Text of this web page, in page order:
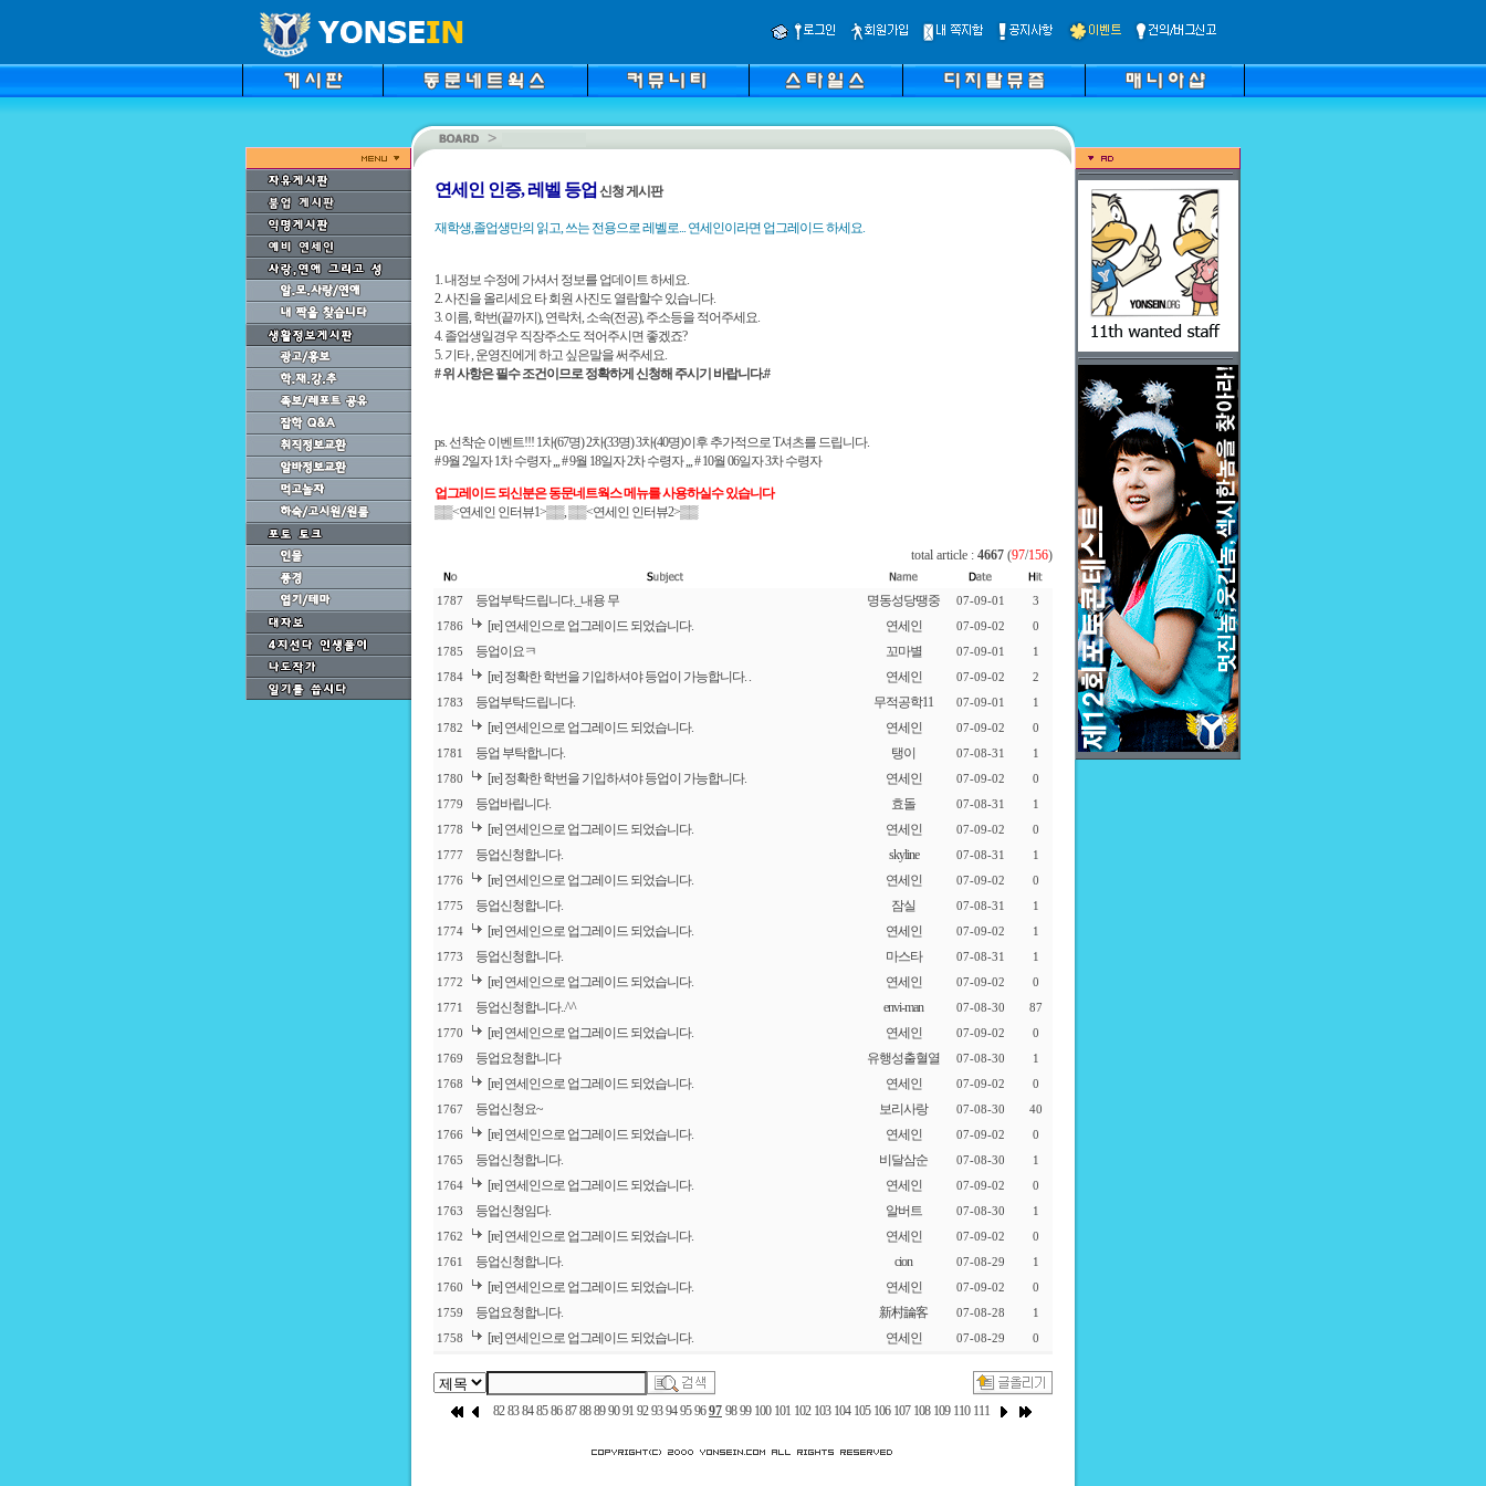
연세인 인증, 레벨 등업 신청 게시판
재학생,졸업생만의 읽고, 쓰는 전용으로 레벨로... 연세인이라면 업그레이드 하세요.
1. 내정보 수정에 가셔서 정보를 업데이트 하세요.
2. 사진을 올리세요 타 회원 사진도 열람할수 있습니다.
3. 이름, 학번(끝까지), 연락처, 소속(전공), 주소등을 적어주세요.
4. 졸업생일경우 직장주소도 적어주시면 좋겠죠?
5. 기타 , 운영진에게 하고 싶은말을 써주세요.
# 위 사항은 필수 조건이므로 정확하게 신청해 주시기 바랍니다.#
ps. 선착순 이벤트!!! 1차(67명) 2차(33명) 3차(40명)이후 추가적으로 T셔츠를 드립니다.
# 9월 2일자 1차 수령자,,,# 9월 18일자 2차 수령자,,,# 10월 06일자 3차 수령자
업그레이드 되신분은 동문네트웍스 메뉴를 사용하실수 있습니다
▒▒<연세인 인터뷰1>▒▒, ▒▒<연세인 인터뷰2>▒▒
total article : 4667 (97/156)
1787 등업부탁드립니다._내용 무 명동성당땡중 07-09-01 3
1786 [re] 연세인으로 업그레이드 되었습니다. 연세인 07-09-02 0
1785 등업이요ㅋ 꼬마별 07-09-01 1
1784 [re] 정확한 학번을 기입하셔야 등업이 가능합니다. . 연세인 07-09-02 2
1783 등업부탁드립니다. 무적공학11 07-09-01 1
1782 [re] 연세인으로 업그레이드 되었습니다. 연세인 07-09-02 0
1781 등업 부탁합니다. 탱이 07-08-31 1
1780 [re] 정확한 학번을 기입하셔야 등업이 가능합니다. 연세인 07-09-02 0
1779 등업바립니다. 효돌 07-08-31 1
1778 [re] 연세인으로 업그레이드 되었습니다. 연세인 07-09-02 0
1777 등업신청합니다. skyline 07-08-31 1
1776 [re] 연세인으로 업그레이드 되었습니다. 연세인 07-09-02 0
1775 등업신청합니다. 잠실 07-08-31 1
1774 [re] 연세인으로 업그레이드 되었습니다. 연세인 07-09-02 1
1773 등업신청합니다. 마스타 07-08-31 1
1772 [re] 연세인으로 업그레이드 되었습니다. 연세인 07-09-02 0
1771 등업신청합니다..^^ envi-man 07-08-30 87
1770 [re] 연세인으로 업그레이드 되었습니다. 연세인 07-09-02 0
1769 등업요청합니다 유행성출혈열 07-08-30 1
1768 [re] 연세인으로 업그레이드 되었습니다. 연세인 07-09-02 0
1767 등업신청요~ 보리사랑 07-08-30 40
1766 [re] 연세인으로 업그레이드 되었습니다. 연세인 07-09-02 0
1765 등업신청합니다. 비달삼순 07-08-30 1
1764 [re] 연세인으로 업그레이드 되었습니다. 연세인 07-09-02 0
1763 등업신청임다. 알버트 07-08-30 1
1762 [re] 연세인으로 업그레이드 되었습니다. 연세인 07-09-02 0
1761 등업신청합니다. cion 07-08-29 1
1760 [re] 연세인으로 업그레이드 되었습니다. 연세인 07-09-02 0
1759 등업요청합니다. 新村論客 07-08-28 1
1758 [re] 연세인으로 업그레이드 되었습니다. 연세인 07-08-29 0
82 83 84 85 86 87 88 89 90 91 92 93 94 95 96 97 98 99 100 101 102 103 104 105 106 107 108 109 110 111